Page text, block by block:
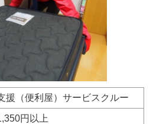
援（便利屋）サービスクルー
円以上